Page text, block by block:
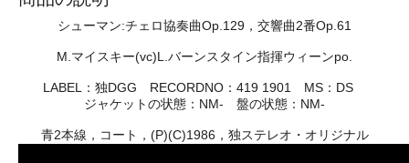
シューマン:チェロ協奏曲Op.129，交響曲2番Op.61
M.マイスキー(vc)L.バーンスタイン指揮ウィーンpo.
LABEL：独DGG RECORDNO：419 1901 MS：DS
ジャケットの状態：NM- 盤の状態：NM-
青2本線，コート，(P)(C)1986，独ステレオ・オリジナル